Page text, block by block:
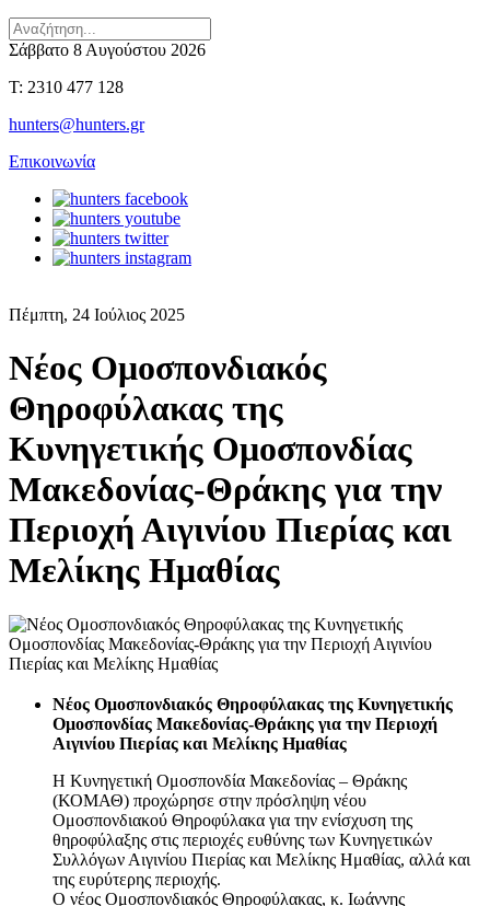
Σάββατο 8 Αυγούστου 2026
T: 2310 477 128
hunters@hunters.gr
Επικοινωνία
Πέμπτη, 24 Ιούλιος 2025
Νέος Ομοσπονδιακός
Θηροφύλακας της
Κυνηγετικής Ομοσπονδίας
Μακεδονίας-Θράκης για την
Περιοχή Αιγινίου Πιερίας και
Μελίκης Ημαθίας
Νέος Ομοσπονδιακός Θηροφύλακας της Κυνηγετικής
Ομοσπονδίας Μακεδονίας-Θράκης για την Περιοχή
Αιγινίου Πιερίας και Μελίκης Ημαθίας
Η Κυνηγετική Ομοσπονδία Μακεδονίας – Θράκης
(ΚΟΜΑΘ) προχώρησε στην πρόσληψη νέου
Ομοσπονδιακού Θηροφύλακα για την ενίσχυση της
θηροφύλαξης στις περιοχές ευθύνης των Κυνηγετικών
Συλλόγων Αιγινίου Πιερίας και Μελίκης Ημαθίας, αλλά και
της ευρύτερης περιοχής.
Ο νέος Ομοσπονδιακός Θηροφύλακας, κ. Ιωάννης